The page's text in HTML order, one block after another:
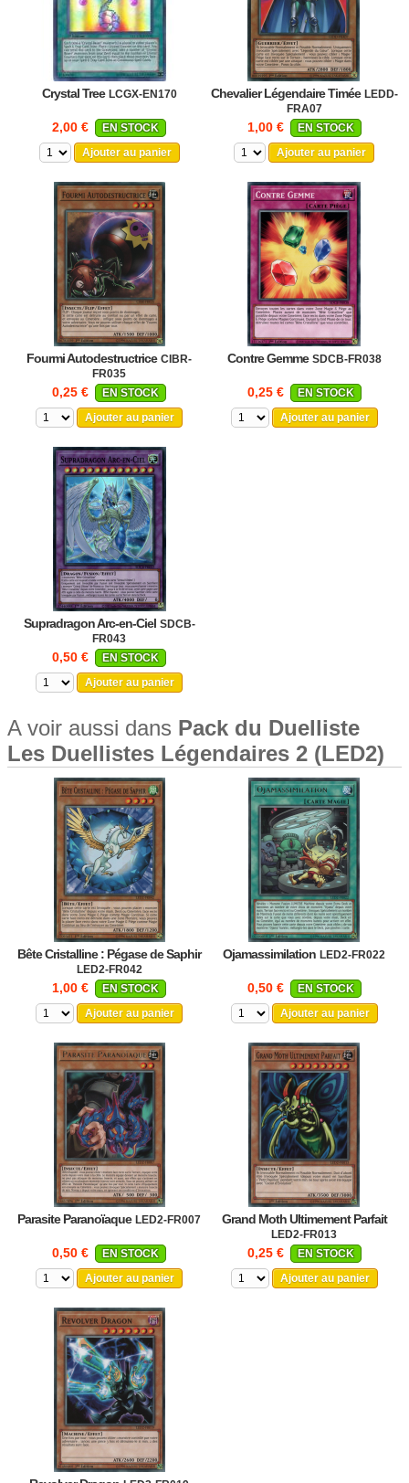
Crystal Tree LCGX-EN170
2,00 €
EN STOCK
Ajouter au panier
Chevalier Légendaire Timée LEDD-
FRA07
1,00 €
EN STOCK
Ajouter au panier
Fourmi Autodestructrice CIBR-
FR035
0,25 €
EN STOCK
Ajouter au panier
Contre Gemme SDCB-FR038
0,25 €
EN STOCK
Ajouter au panier
Supradragon Arc-en-Ciel SDCB-
FR043
0,50 €
EN STOCK
Ajouter au panier
A voir aussi dans Pack du Duelliste
Les Duellistes Légendaires 2 (LED2)
Bête Cristalline : Pégase de Saphir
LED2-FR042
1,00 €
EN STOCK
Ajouter au panier
Ojamassimilation LED2-FR022
0,50 €
EN STOCK
Ajouter au panier
Parasite Paranoïaque LED2-FR007
0,50 €
EN STOCK
Ajouter au panier
Grand Moth Ultimement Parfait
LED2-FR013
0,25 €
EN STOCK
Ajouter au panier